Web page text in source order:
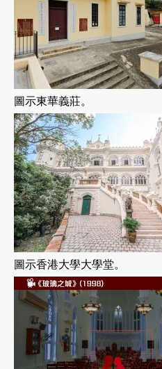
圖示東華義莊。
圖示香港大學大學堂。